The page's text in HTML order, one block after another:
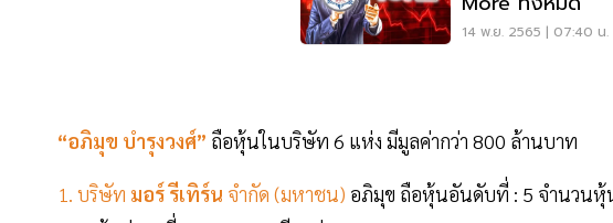
14 พ.ย. 2565 | 07:40 น.
“อภิมุข บำรุงวงศ์” ถือหุ้นในบริษัท 6 แห่ง มีมูลค่ากว่า 800 ล้านบาท
1. บริษัท มอร์ รีเทิร์น จำกัด (มหาชน) อภิมุข ถือหุ้นอันดับที่ : 5 จำนวนหุ้